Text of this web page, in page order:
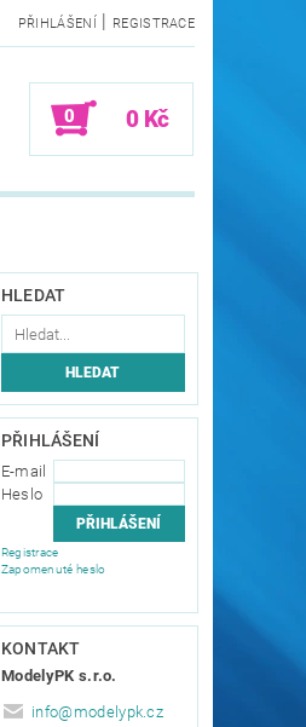
PŘIHLÁŠENÍ | REGISTRACE
0 0 Kč
HLEDAT
PŘIHLÁŠENÍ
E-mail
Heslo
Registrace
Zapomenuté heslo
KONTAKT
ModelyPK s.r.o.
info@modelypk.cz